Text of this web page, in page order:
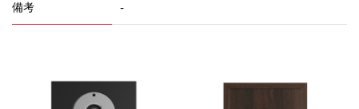
備考 -